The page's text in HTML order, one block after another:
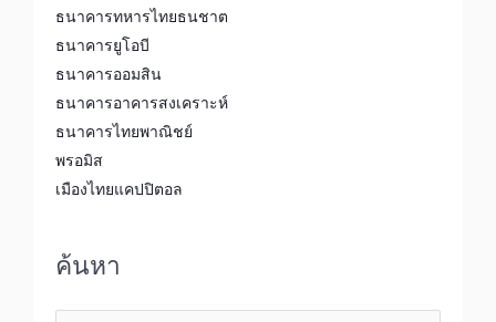
ธนาคารทหารไทยธนชาต
ธนาคารยูโอบี
ธนาคารออมสิน
ธนาคารอาคารสงเคราะห์
ธนาคารไทยพาณิชย์
พรอมิส
เมืองไทยแคปปิตอล
ค้นหา